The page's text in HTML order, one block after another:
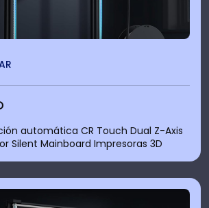
automática CR Touch Dual Z-Axis
Silent Mainboard Impresoras 3D